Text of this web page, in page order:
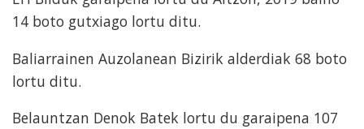
14 boto gutxiago lortu ditu.
Baliarrainen Auzolanean Bizirik alderdiak 68 boto
lortu ditu.
Belauntzan Denok Batek lortu du garaipena 107